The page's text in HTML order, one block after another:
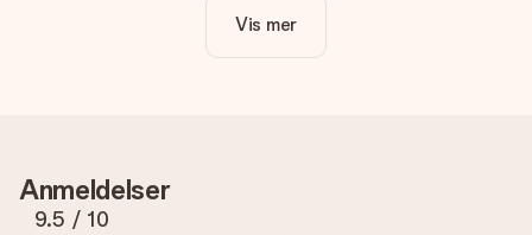
å gjøre gaven din helt unik.
Er eget design inkludert i prisen?
Derfor er det viktig å bruke bilder av høy kvalitet. Hvis du er
usikker på kvaliteten på bildet ditt, kan du kontakte vår
Vis mer
Anmeldelser
9.5 / 10